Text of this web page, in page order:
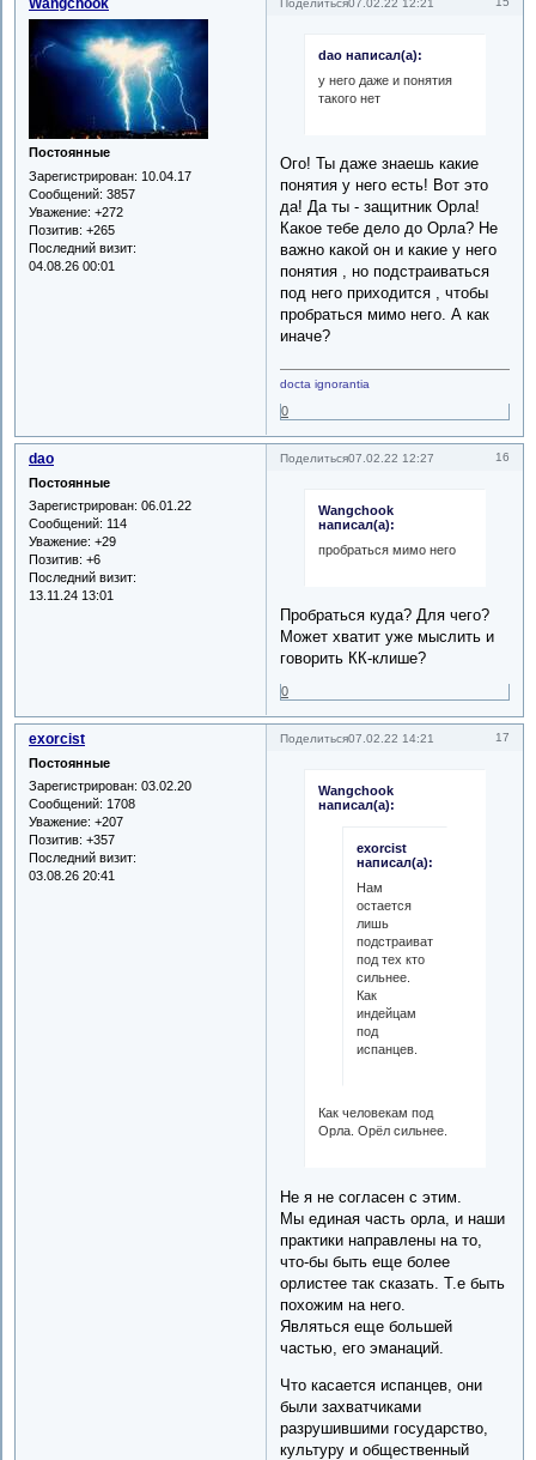
Поделиться07.02.22 12:21
Wangchook
Постоянные
Зарегистрирован: 10.04.17
Сообщений: 3857
Уважение: +272
Позитив: +265
Последний визит:
04.08.26 00:01
dao написал(а):
у него даже и понятия
такого нет
Ого! Ты даже знаешь какие
понятия у него есть! Вот это
да! Да ты - защитник Орла!
Какое тебе дело до Орла? Не
важно какой он и какие у него
понятия , но подстраиваться
под него приходится , чтобы
пробраться мимо него. А как
иначе?
docta ignorantia
0
Поделиться 16
07.02.22 12:27
dao
Постоянные
Зарегистрирован: 06.01.22
Сообщений: 114
Уважение: +29
Позитив: +6
Последний визит:
13.11.24 13:01
Wangchook
написал(а):
пробраться мимо него
Пробраться куда? Для чего?
Может хватит уже мыслить и
говорить КК-клише?
0
Поделиться 17
07.02.22 14:21
exorcist
Постоянные
Зарегистрирован: 03.02.20
Сообщений: 1708
Уважение: +207
Позитив: +357
Последний визит:
03.08.26 20:41
Wangchook
написал(а):
exorcist
написал(а):
Нам
остается
лишь
подстраиваться,
под тех кто
сильнее.
Как
индейцам
под
испанцев.
Как человекам под
Орла. Орёл сильнее.
Не я не согласен с этим.
Мы единая часть орла, и наши
практики направлены на то,
что-бы быть еще более
орлистее так сказать. Т.е быть
похожим на него.
Являться еще большей
частью, его эманаций.
Что касается испанцев, они
были захватчиками
разрушившими государство,
культуру и общественный